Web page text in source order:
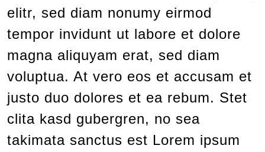
elitr, sed diam nonumy eirmod
tempor invidunt ut labore et dolore
magna aliquyam erat, sed diam
voluptua. At vero eos et accusam et
justo duo dolores et ea rebum. Stet
clita kasd gubergren, no sea
takimata sanctus est Lorem ipsum